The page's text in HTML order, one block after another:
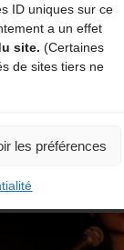
ID uniques sur ce
a un effet
site. (Certaines
de sites tiers ne
les préférences
en 1998. Formé
notamment
d’ensemble
en 2005 avec